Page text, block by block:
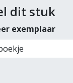
dit stuk
exemplaar